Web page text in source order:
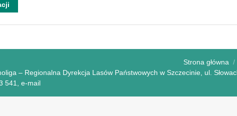
Strona główna
– Regionalna Dyrekcja Lasów Państwowych w Szczecinie, ul.
541, e-mail